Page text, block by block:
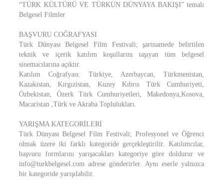
“TÜRK KÜLTÜRÜ VE TÜRKÜN DÜNYAYA BAKIŞI” temalı
Belgesel Filmler
BAŞVURU COĞRAFYASI
Türk Dünyası Belgesel Film Festivali; şartnamede belirtilen
teknik ve içerik katılım koşullarını taşıyan tüm belgesel
sinemacılarına açıktır.
Katılım Coğrafyası: Türkiye, Azerbaycan, Türkmenistan,
Kazakistan, Kırgızistan, Kuzey Kıbrıs Türk Cumhuriyeti,
Özbekistan, Özerk Türk Cumhuriyetleri, Makedonya,Kosova,
Macaristan ,Türk ve Akraba Toplulukları.
YARIŞMA KATEGORİLERİ
Türk Dünyası Belgesel Film Festivali; Profesyonel ve Öğrenci
olmak üzere iki farklı kategoride gerçekleştirilir. Katılımcılar,
başvuru formlarını yarışacakları kategoriye göre doldurur ve
info@turkbelgesel.com adrese gönderirler. Aynı eserle yalnızca
bir kategoride yarışılabilir.